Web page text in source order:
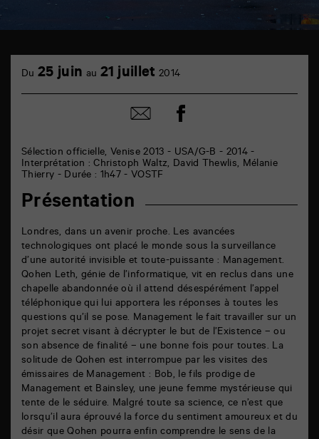
cinéma
PoitiersSélection officielle, Venise 2013 - USA/G-B - 2014 -
Interprétation : Christoph Waltz, David Thewlis, Mélanie
Thierry - Durée : 1h47 - VOSTF
Présentation
Londres, dans un avenir proche. Les avancées
technologiques ont placé le monde sous la surveillance
d’une autorité invisible et toute-puissante : Management.
Qohen Leth, génie de l’informatique, vit en reclus dans une
chapelle abandonnée où il attend désespérément l’appel
téléphonique qui lui apportera les réponses à toutes les
questions qu’il se pose. Management le fait travailler sur un
projet secret visant à décrypter le but de l’Existence – ou
son absence de finalité – une bonne fois pour toutes. La
solitude de Qohen est interrompue par les visites des
émissaires de Management : Bob, le fils prodige de
Management et Bainsley, une jeune femme mystérieuse qui
tente de le séduire. Malgré toute sa science, ce n’est que
lorsqu’il aura éprouvé la force du sentiment amoureux et du
désir que Qohen pourra enfin comprendre le sens de la
Du 25 juin au 21 juillet 2014
Partager
par
Partager
sur